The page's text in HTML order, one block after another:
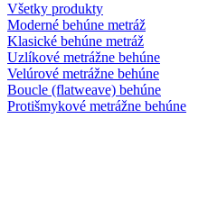
Všetky produkty
Moderné behúne metráž
Klasické behúne metráž
Uzlíkové metrážne behúne
Velúrové metrážne behúne
Boucle (flatweave) behúne
Protišmykové metrážne behúne